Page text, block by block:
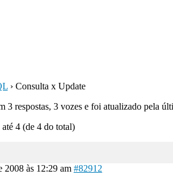
› Consulta x Update
3 respostas, 3 vozes e foi atualizado pela
4 (de 4 do total)
2008 às 12:29 am #82912